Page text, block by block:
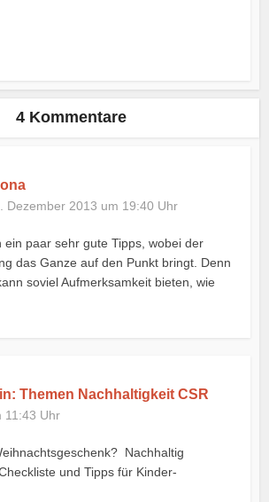
4 Kommentare
Ilona
Dezember 2013 um 19:40 Uhr
ein paar sehr gute Tipps, wobei der
das Ganze auf den Punkt bringt. Denn
soviel Aufmerksamkeit bieten, wie
Themen Nachhaltigkeit CSR
11:43 Uhr
Nachhaltig
und Tipps für Kinder-